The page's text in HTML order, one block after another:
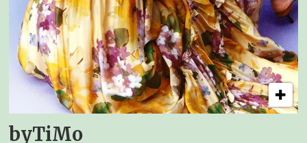
byTiMo